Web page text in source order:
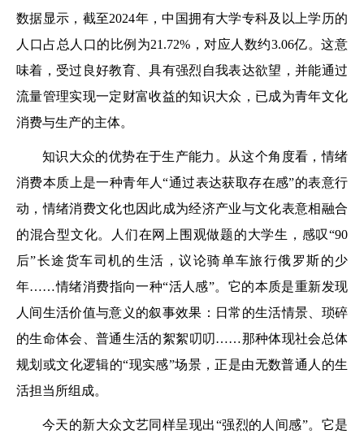
数据显示，截至2024年，中国拥有大学专科及以上学历的
人口占总人口的比例为21.72%，对应人数约3.06亿。这意
味着，受过良好教育、具有强烈自我表达欲望，并能通过
流量管理实现一定财富收益的知识大众，已成为青年文化
消费与生产的主体。
知识大众的优势在于生产能力。从这个角度看，情绪
消费本质上是一种青年人“通过表达获取存在感”的表意行
动，情绪消费文化也因此成为经济产业与文化表意相融合
的混合型文化。人们在网上围观做题的大学生，感叹“90
后”长途货车司机的生活，议论骑单车旅行俄罗斯的少
年……情绪消费指向一种“活人感”。它的本质是重新发现
人间生活价值与意义的叙事效果：日常的生活情景、琐碎
的生命体会、普通生活的絮絮叨叨……那种体现社会总体
规划或文化逻辑的“现实感”场景，正是由无数普通人的生
活担当所组成。
今天的新大众文艺同样呈现出“强烈的人间感”。它是